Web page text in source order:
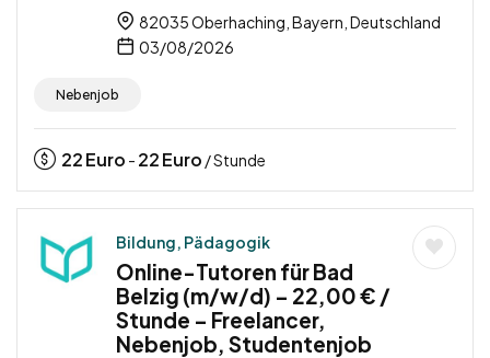
82035 Oberhaching, Bayern, Deutschland
03/08/2026
Nebenjob
22Euro - 22Euro / Stunde
Bildung, Pädagogik
Online-Tutoren für Bad
Belzig (m/w/d) – 22,00 € /
Stunde – Freelancer,
Nebenjob, Studentenjob